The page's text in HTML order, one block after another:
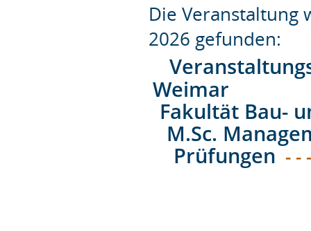
Die Veranstaltung
2026 gefunden:
Weimar
Fakultät Bau-
M.Sc.
Prüfungen - -